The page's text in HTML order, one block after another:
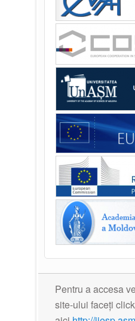
Pentru a accesa
site-ului faceți click